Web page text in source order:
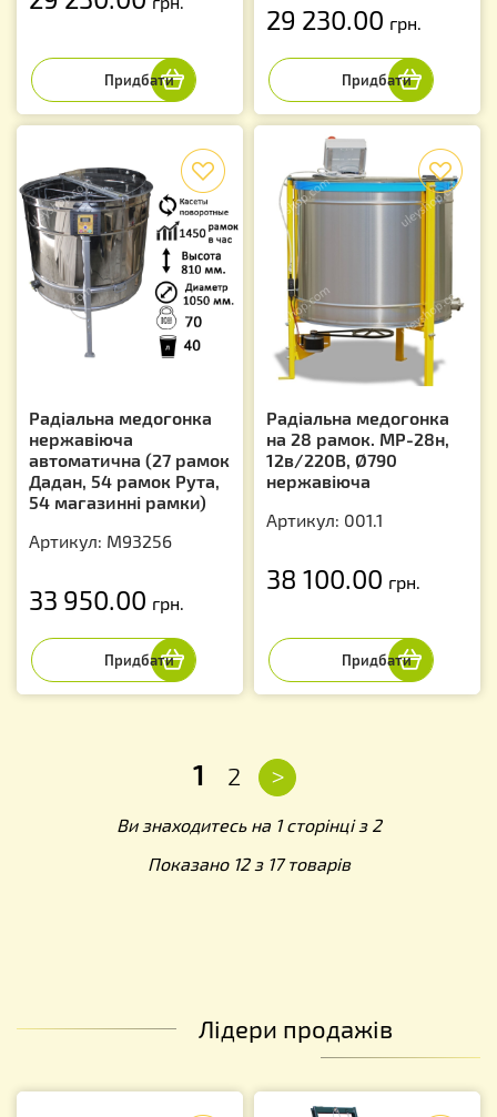
29 230.00 грн.
Радіальна медогонка
нержавіюча
автоматична (27 рамок
Дадан, 54 рамок Рута,
54 магазинні рамки)
Артикул: М93256
33 950.00 грн.
Радіальна медогонка
на 28 рамок. МР-28н,
12в/220В, Ø790
нержавіюча
Артикул: 001.1
38 100.00 грн.
1 2 >
Ви знаходитесь на 1 сторінці з 2
Показано 12 з 17 товарів
Лідери продажів